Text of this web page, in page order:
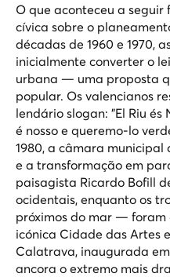
O que aconteceu a
cívica sobre o
décadas de 1960 e 1970,
inicialmente converter o
urbana — uma proposta
popular. Os valencianos
lendário slogan: "El Riu és
é nosso e queremo-lo
1980, a câmara municipal
e a transformação em
paisagista Ricardo Bofill
ocidentais, enquanto os
próximos do mar — foram
icónica Cidade das Artes
Calatrava, inaugurada
ancora o extremo mais